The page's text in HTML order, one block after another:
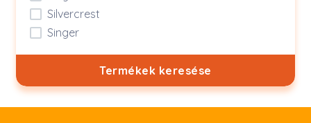
Silvercrest
Singer
Termékek keresése